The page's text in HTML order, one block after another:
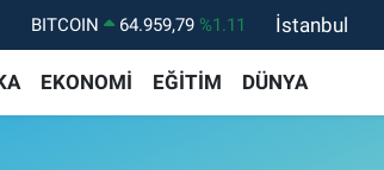
BITCOIN 64.959,79 %1.11
47,7436
%0.18
EURO
55,2510 %0.32
İstanbul
EKONOMİ EĞİTİM DÜNYA